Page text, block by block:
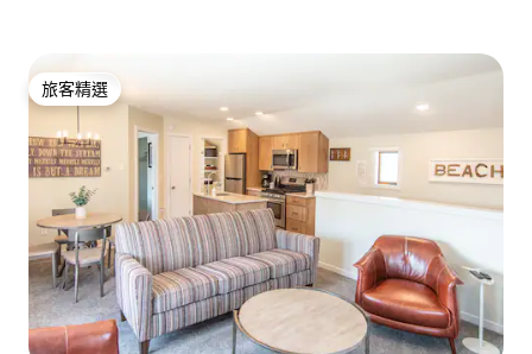
旅客精選
旅客精選